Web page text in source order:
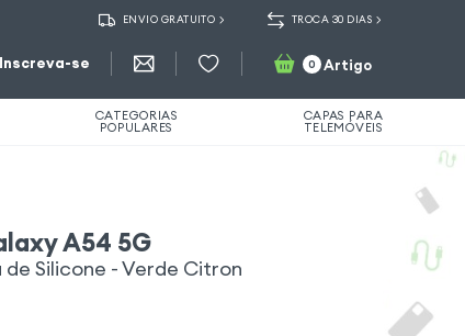
ENVIO GRATUITO TROCA 30 DIAS
se 0 Artigo
CATEGORIAS
POPULARES
CAPAS PARA
TELEMÓVEIS
A54 5G
Silicone - Verde Citron